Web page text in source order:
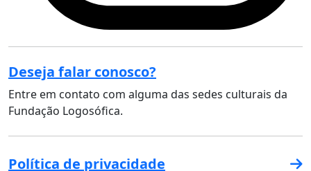
Deseja falar conosco?
Entre em contato com alguma das sedes culturais da
Fundação Logosófica.
Política de privacidade